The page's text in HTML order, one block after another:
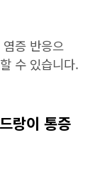
염증 반응으
수 있습니다.
랑이 통증